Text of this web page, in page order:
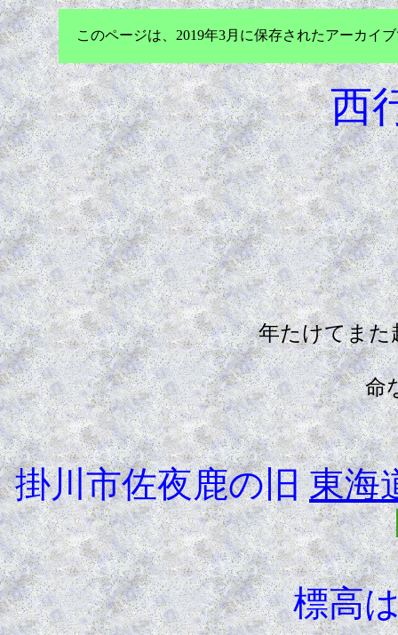
このページは、2019年3月に保存されたアーカイ
西
年たけてま
命なりけ
掛川市佐夜鹿の旧東海
標高